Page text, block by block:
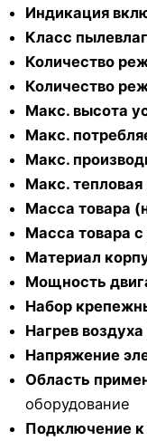
Индикация
Класс
Количество
Количество
Макс. высота
Макс.
Макс.
Макс.
Масса товара
Масса товара
Материал
Мощность
Набор
Нагрев
Напряжение
Область
оборудование
Подключение к